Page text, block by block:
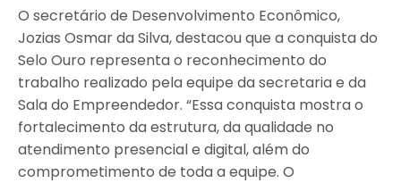
O secretário de Desenvolvimento Econômico,
Jozias Osmar da Silva, destacou que a conquista do
Selo Ouro representa o reconhecimento do
trabalho realizado pela equipe da secretaria e da
Sala do Empreendedor. “Essa conquista mostra o
fortalecimento da estrutura, da qualidade no
atendimento presencial e digital, além do
comprometimento de toda a equipe. O